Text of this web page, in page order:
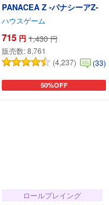
PANACEA Z -パナシーアZ-
ハウスゲーム
715 円 1,430 円
販売数:8,761
(4,237)
(33)
50%OFF
カートに追加
ロールプレイング